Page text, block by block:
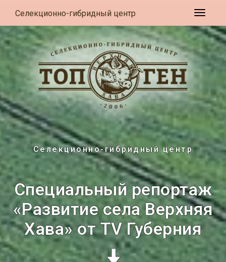
Селекционно-гибридный центр
Селекционно-гибридный центр
Специальный репортаж
«Развитие села Верхняя
Хава» от TV Губерния